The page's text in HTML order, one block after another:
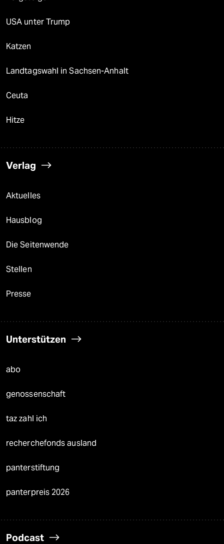
USA unter Trump
Katzen
Landtagswahl in Sachsen-Anhalt
Ceuta
Hitze
Verlag
Aktuelles
Hausblog
Die Seitenwende
Stellen
Presse
Unterstützen
abo
genossenschaft
taz zahl ich
recherchefonds ausland
panterstiftung
panterpreis 2026
Podcast